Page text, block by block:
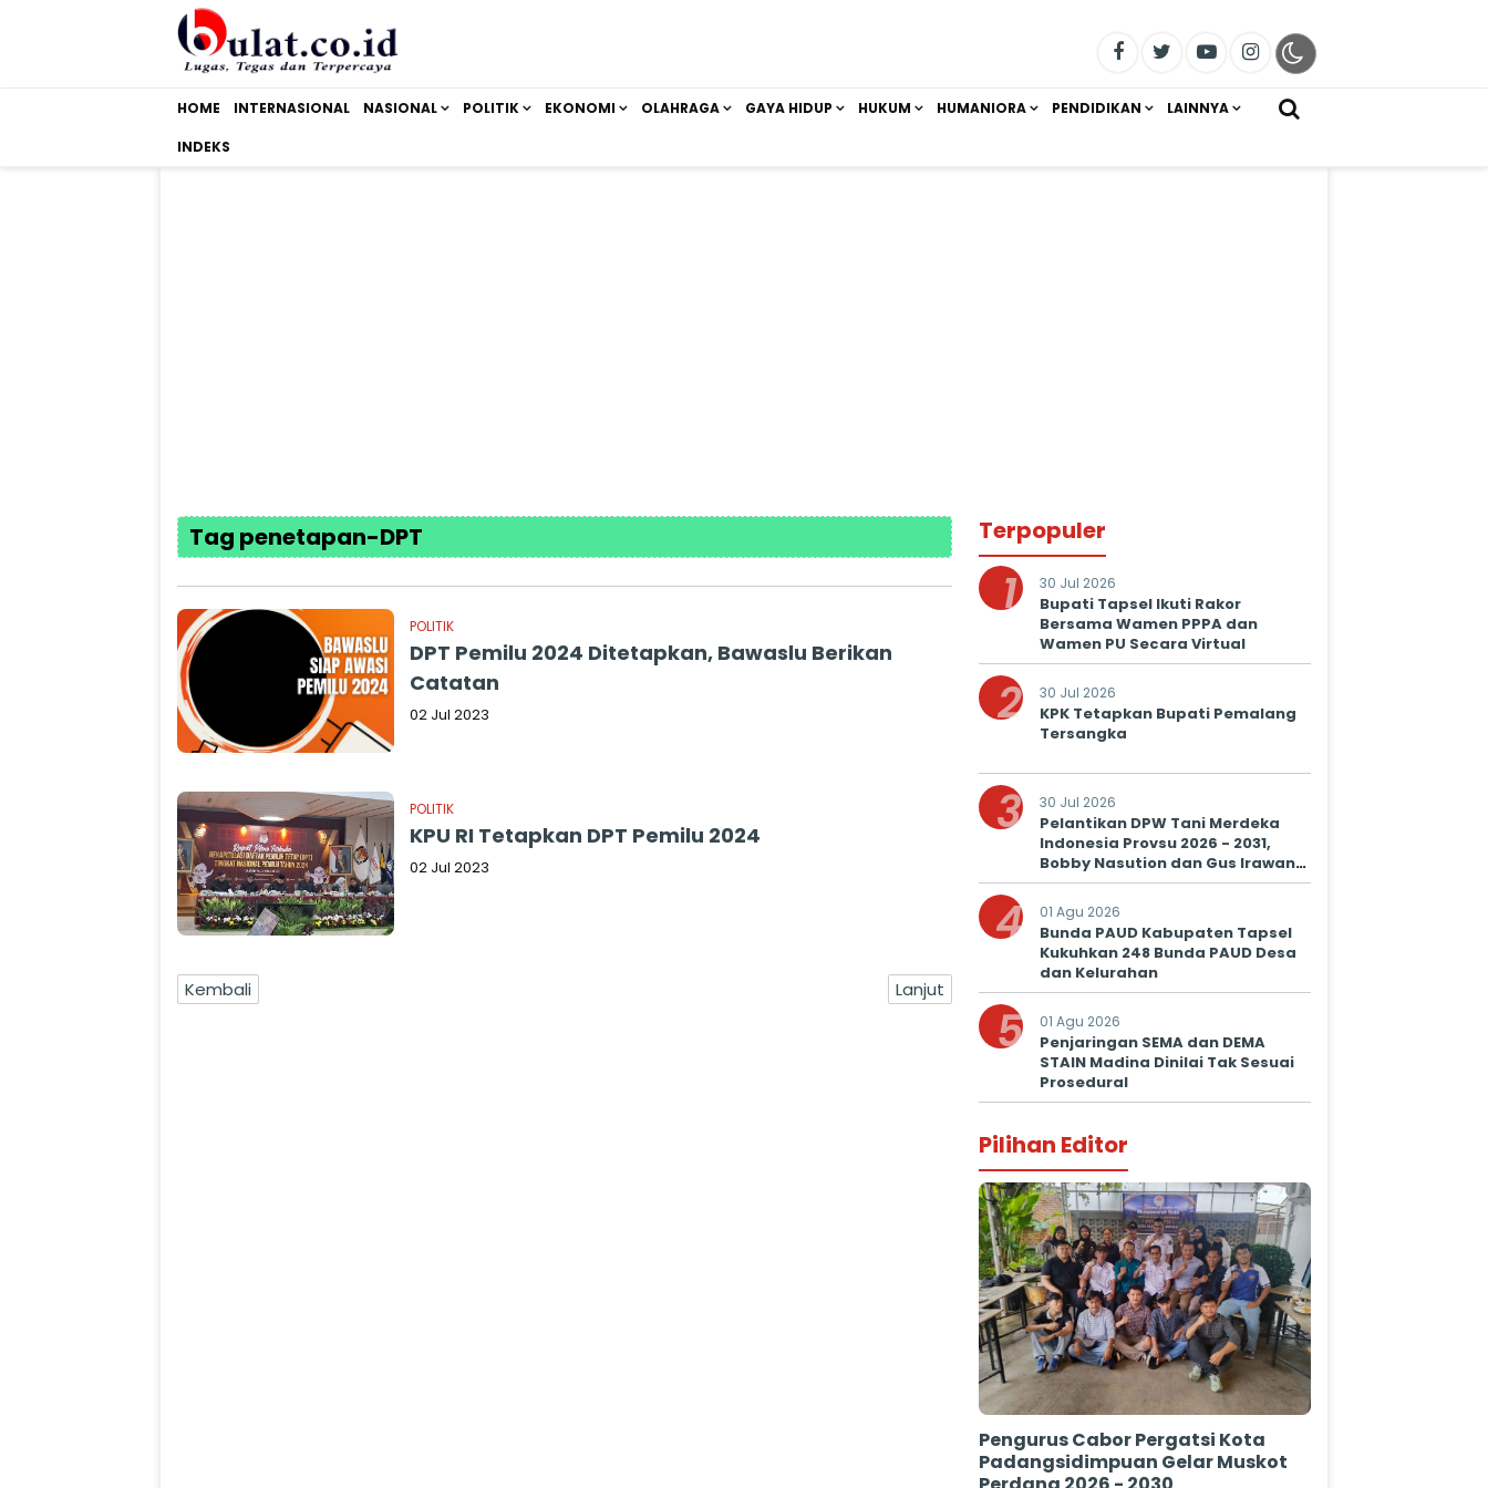
HOME INTERNASIONAL NASIONAL POLITIK EKONOMI OLAHRAGA GAYA HIDUP HUKUM HUMANIORA PENDIDIKAN LAINNYA
INDEKS
Tag penetapan-DPT
POLITIK
DPT Pemilu 2024 Ditetapkan, Bawaslu Berikan
Catatan
02 Jul 2023
POLITIK
KPU RI Tetapkan DPT Pemilu 2024
02 Jul 2023
Kembali Lanjut
Terpopuler
1 30 Jul 2026
Bupati Tapsel Ikuti Rakor
Bersama Wamen PPPA dan
Wamen PU Secara Virtual
2 30 Jul 2026
KPK Tetapkan Bupati Pemalang
Tersangka
3 30 Jul 2026
Pelantikan DPW Tani Merdeka
Indonesia Provsu 2026 - 2031,
Bobby Nasution dan Gus Irawan
Serukan Kolaborasi Wujudkan
Ketapang dan Kesejahteraan
Petani
4 01 Agu 2026
Bunda PAUD Kabupaten Tapsel
Kukuhkan 248 Bunda PAUD Desa
dan Kelurahan
5 01 Agu 2026
Penjaringan SEMA dan DEMA
STAIN Madina Dinilai Tak Sesuai
Prosedural
Pilihan Editor
Pengurus Cabor Pergatsi Kota
Padangsidimpuan Gelar Muskot